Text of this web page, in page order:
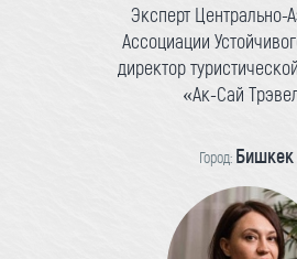
Эксперт Центрально-
Ассоциации
директор
«Ак-Сай
Город: Бишкек